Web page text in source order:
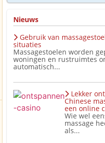
Nieuws
Gebruik van
situaties
Massagestoelen worden
woningen en rustruimtes
automatisch...
Lekker
Chinese
een online
Wie wel
massage
als...